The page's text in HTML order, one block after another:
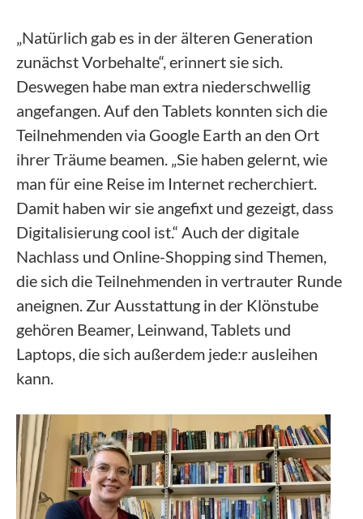
„Natürlich gab es in der älteren Generation
zunächst Vorbehalte“, erinnert sie sich.
Deswegen habe man extra niederschwellig
angefangen. Auf den Tablets konnten sich die
Teilnehmenden via Google Earth an den Ort
ihrer Träume beamen. „Sie haben gelernt, wie
man für eine Reise im Internet recherchiert.
Damit haben wir sie angefixt und gezeigt, dass
Digitalisierung cool ist.“ Auch der digitale
Nachlass und Online-Shopping sind Themen,
die sich die Teilnehmenden in vertrauter Runde
aneignen. Zur Ausstattung in der Klönstube
gehören Beamer, Leinwand, Tablets und
Laptops, die sich außerdem jede:r ausleihen
kann.